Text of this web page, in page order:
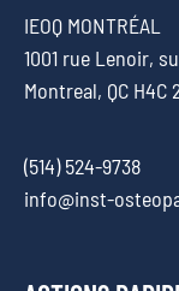
IEOQ MONTRÉAL
1001 rue Lenoir,
Montreal, QC H4C
(514) 524-9738
info@inst-